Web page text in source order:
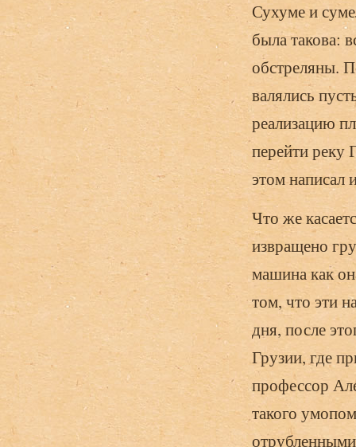
Сухуме и
была такова:
обстреляны.
валялись
реализацию
перейти реку
этом написал
Что же
извращено
машина как
том, что эти
дня, после
Грузии, где
профессор
такого